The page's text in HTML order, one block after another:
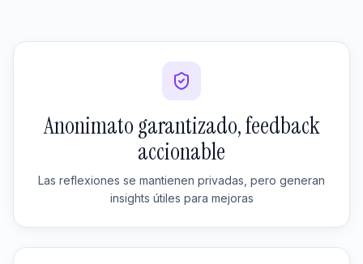
Anonimato garantizado, feedback
accionable
Las reflexiones se mantienen privadas, pero generan
insights útiles para mejoras